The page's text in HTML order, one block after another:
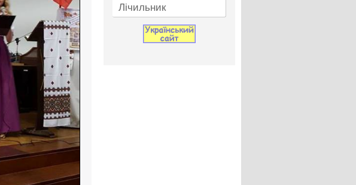
Лічильник